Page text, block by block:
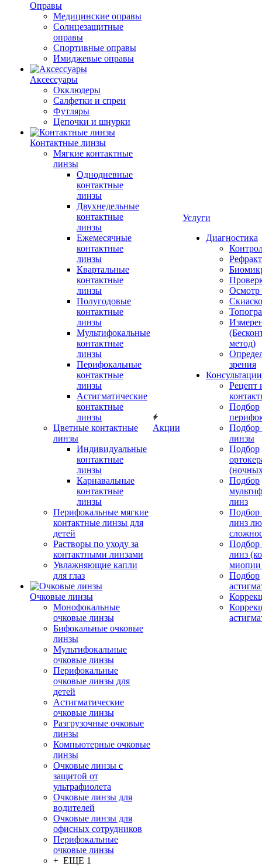
Оправы
Медицинские оправы
Солнцезащитные
оправы
Спортивные оправы
Имиджевые оправы
Аксессуары
Окклюдеры
Салфетки и спреи
Футляры
Цепочки и шнурки
Контактные линзы
Мягкие контактные
линзы
Однодневные
контактные
линзы
Двухнедельные
контактные
линзы
Ежемесячные
контактные
линзы
Квартальные
контактные
линзы
Полугодовые
контактные
линзы
Мультифокальные
контактные
линзы
Перифокальные
контактные
линзы
Астигматические
контактные
линзы
Цветные контактные
линзы
Индивидуальные
контактные
линзы
Карнавальные
контактные
линзы
Перифокальные мягкие
контактные линзы для
детей
Растворы по уходу за
контактными линзами
Увлажняющие капли
для глаз
Очковые линзы
Монофокальные
очковые линзы
Бифокальные очковые
линзы
Мультифокальные
очковые линзы
Перифокальные
очковые линзы для
детей
Астигматические
очковые линзы
Разгрузочные очковые
линзы
Компьютерные очковые
линзы
Очковые линзы с
защитой от
ультрафиолета
Очковые линзы для
водителей
Очковые линзы для
офисных сотрудников
Перифокальные
очковые линзы
+ ЕЩЕ 1
Акции
Услуги
Диагностика
Осмотр
метод)
зрения
Рецепт
Подбор
Подбор
линзы
Подбор
Подбор
линз
Подбор
линз
Подбор
линз
миопии
Подбор